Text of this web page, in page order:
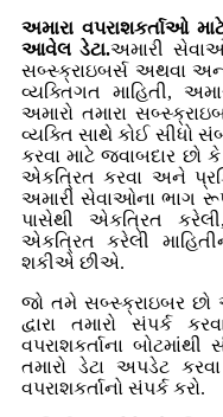
અમારા વપરાશકર્તાઓ
આવેલ ડેટા.અમારી
સબ્સ્ક્રાઇબર્સ અથવા
વ્યક્તિગત માહિતી,
અમારો તમારા
વ્યક્તિ સાથે કોઈ સીધો
કરવા માટે જવાબદાર છો
એકત્રિત કરવા અને
અમારી સેવાઓના ભાગ
પાસેથી એકત્રિત
એકત્રિત કરેલી
શકીએ છીએ.
જો તમે સબ્સ્ક્રાઇબર છો
દ્વારા તમારો સંપર્ક
વપરાશકર્તાના
તમારો ડેટા અપડેટ
વપરાશકર્તાનો સંપર્ક કરો.